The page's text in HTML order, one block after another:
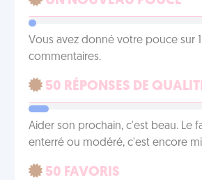
Vous avez donné votre pouce sur
commentaires.
50 RÉPONSES DE
Aider son prochain, c'est beau. Le
enterré ou modéré, c'est encore
50 FAVORIS